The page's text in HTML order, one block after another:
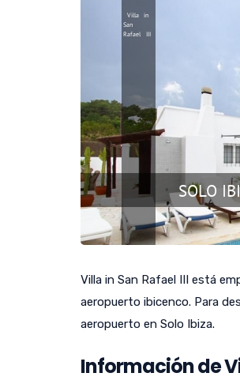
Villa in San Rafael III está
aeropuerto ibicenco. Para
aeropuerto en Solo Ibiza.
Información de